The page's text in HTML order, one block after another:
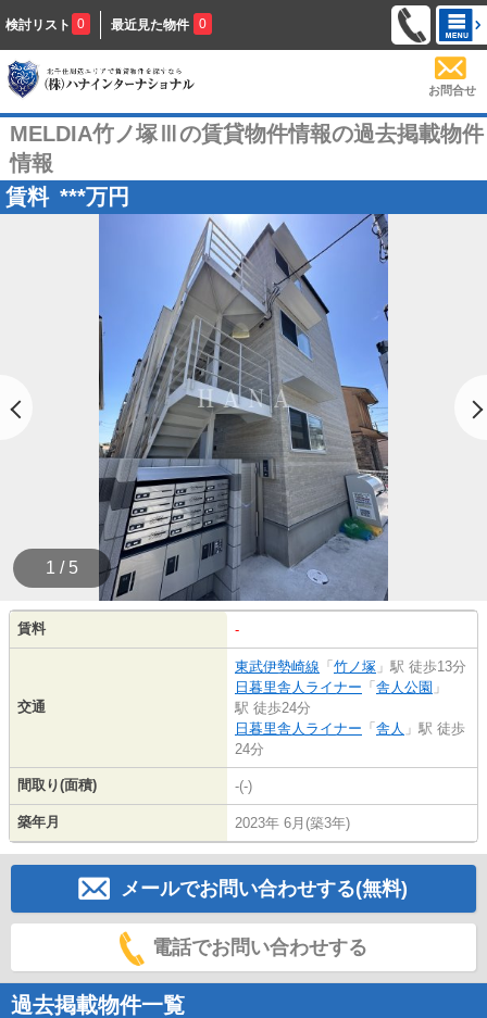
検討リスト 0 最近見た物件 0
お問合せ
MELDIA竹ノ塚Ⅲの賃貸物件情報の過去掲載物件
情報
賃料 ***万円
1 / 5
賃料 -
交通
東武伊勢崎線 「竹ノ塚 」駅 徒歩13分
日暮里舎人ライナー 「舎人公園 」
駅 徒歩24分
日暮里舎人ライナー 「舎人 」駅 徒歩
24分
間取り(面積) -(-)
築年月 2023年 6月(築3年)
メールでお問い合わせする(無料)
電話でお問い合わせする
過去掲載物件一覧